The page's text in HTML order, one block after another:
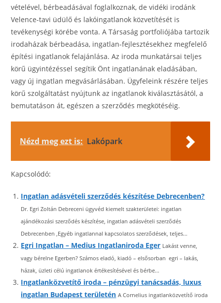
vételével, bérbeadásával foglalkoznak, de vidéki irodánk
Velence-tavi üdülő és lakóingatlanok közvetítését is
tevékenységi körébe vonta. A Társaság portfoliójába tartozik
irodaházak bérbeadása, ingatlan-fejlesztésekhez megfelelő
építési ingatlanok felajánlása. Az iroda munkatársai teljes
körű ügyintézéssel segítik Önt ingatlanának eladásában,
vagy új ingatlan megvásárlásában. Ügyfeleink részére teljes
körű szolgáltatást nyújtunk az ingatlanok kiválasztásától, a
bemutatáson át, egészen a szerződés megkötéséig.
Nézd meg ezt is: Lakópark
Kapcsolódó:
Ingatlan adásvételi szerződés készítése Debrecenben?
Dr. Egri Zoltán Debreceni ügyvéd kiemelt szakterületei: ingatlan
ajándékozási szerződés készítése, ingatlan adásvételi szerződés
Debrecenben ,Egyéb ingatlannal kapcsolatos szerződések, teljes...
Egri Ingatlan – Medius Ingatlaniroda Eger Lakást venne,
vagy bérelne Egerben? Számos eladó, kiadó – elsősorban egri – lakás,
házak, üzleti célú ingatlanok értékesítésével és bérbe...
Ingatlanközvetítő iroda – pénzügyi tanácsadás, luxus
ingatlan Budapest területén A Cornelius ingatlanközvetítő iroda